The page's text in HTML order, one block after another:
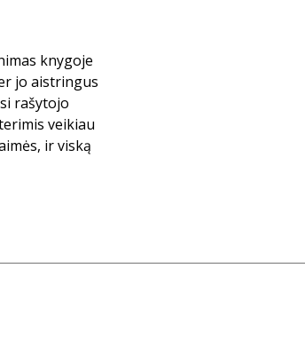
knygoje
jo aistringus
rašytojo
veikiau
ir viską